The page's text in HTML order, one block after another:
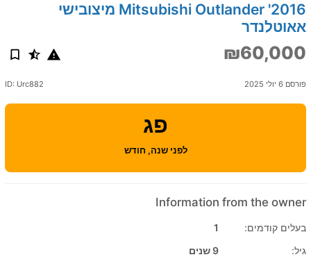
2016' Mitsubishi Outlander מיצובישי
אאוטלנדר
₪60,000
פורסם 6 יולי 2025 ID: Urc882
פג
לפני שנה, חודש
Information from the owner
בעלים קודמים:
1
גיל:
9 שנים